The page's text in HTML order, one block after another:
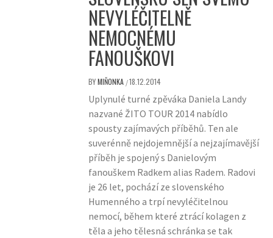
NEVYLÉČITELNĚ
NEMOCNÉMU
FANOUŠKOVI
BYMIŇONKA /18.12.2014
Uplynulé turné zpěváka Daniela Landy
nazvané ŽITO TOUR 2014 nabídlo
spousty zajímavých příběhů. Ten ale
suverénně nejdojemnější a nejzajímavější
příběh je spojený s Danielovým
fanouškem Radkem alias Radem. Radovi
je 26 let, pochází ze slovenského
Humenného a trpí nevyléčitelnou
nemocí, během které ztrácí kolagen z
těla a jeho tělesná schránka se tak